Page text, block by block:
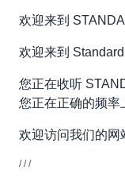
欢迎来到
欢迎来到
您正在收听
您正在正确的频率
欢迎访问我们的网
/ / /